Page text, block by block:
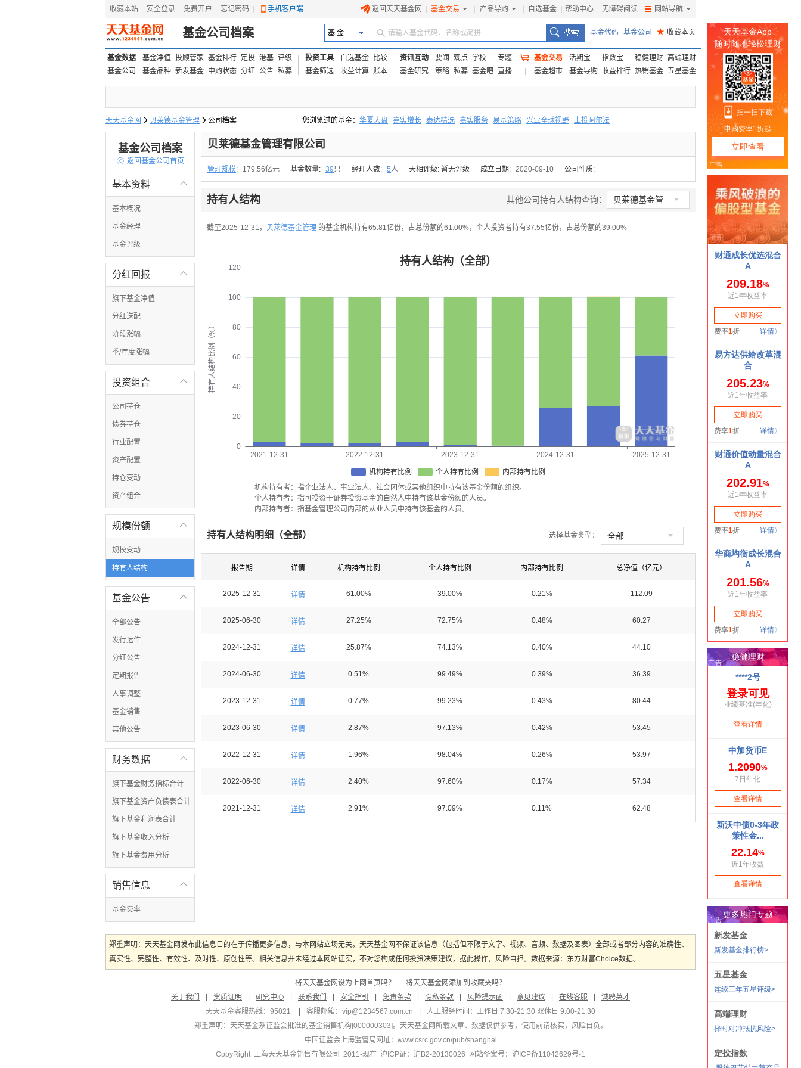
收藏本站 安全登录 免费开户 忘记密码 手机客户端 返回天天基金网 基金交易 产品导购 自选基金 帮助中心 无障碍阅读 网站导航
基金公司档案 基 金 请输入基金代码、名称或简拼 基金代码 基金公司 ★ 收藏本页
基金数据 基金净值 投顾管家 基金排行 定投 港基 评级
基金公司
基金品种 新发基金 申购状态 分红 公告 私募
投资工具 自选基金
比较
基金筛选
收益计算 账本
资讯互动 要闻 观点 学校
专题
基金研究
策略 私募 基金吧 直播
基金交易 活期宝 指数宝 稳健理财 高端理财
基金超市
基金导购 收益排行 热销基金 五星基金
天天基金网  贝莱德基金管理  公司档案 您浏览过的基金： 华夏大盘 嘉实增长 泰达精选 嘉实服务 易基策略 兴业全球视野 上投阿尔法
易方达上证中盘ETF联接A
基金公司档案
 返回基金公司首页

基本资料
基本概况
基金经理
基金评级

分红回报
旗下基金净值
分红送配
阶段涨幅
季/年度涨幅

投资组合
公司持仓
债券持仓
行业配置
资产配置
持仓变动
资产组合

规模份额
规模变动
持有人结构

基金公告
全部公告
发行运作
分红公告
定期报告
人事调整
基金销售
其他公告

财务数据
旗下基金财务指标合计
旗下基金资产负债表合计
旗下基金利润表合计
旗下基金收入分析
旗下基金费用分析

销售信息
基金费率
贝莱德基金管理有限公司
管理规模: 179.56亿元 基金数量: 39只 经理人数: 5人 天相评级: 暂无评级 成立日期: 2020-09-10 公司性质:
持有人结构 其他公司持有人结构查询：
贝莱德基金管

截至2025-12-31， 贝莱德基金管理 的基金机构持有65.81亿份，占总份额的61.00%，个人投资者持有37.55亿份，占总份额的39.00%
持有人结构比例（%）
0
20
40
60
80
100
120
2021-12-31 2022-12-31 2023-12-31 2024-12-31 2025-12-31
机构持有比例 个人持有比例 内部持有比例
持有人结构（全部）
机构持有者：指企业法人、事业法人、社会团体或其他组织中持有该基金份额的组织。
个人持有者：指可投资于证券投资基金的自然人中持有该基金份额的人员。
内部持有者：指基金管理公司内部的从业人员中持有该基金的人员。
持有人结构明细（全部） 选择基金类型： 全部 
报告期 详情 机构持有比例 个人持有比例 内部持有比例 总净值（亿元）
2025-12-31 详情 61.00% 39.00% 0.21% 112.09
2025-06-30 详情 27.25% 72.75% 0.48% 60.27
2024-12-31 详情 25.87% 74.13% 0.40% 44.10
2024-06-30 详情 0.51% 99.49% 0.39% 36.39
2023-12-31 详情 0.77% 99.23% 0.43% 80.44
2023-06-30 详情 2.87% 97.13% 0.42% 53.45
2022-12-31 详情 1.96% 98.04% 0.26% 53.97
2022-06-30 详情 2.40% 97.60% 0.17% 57.34
2021-12-31 详情 2.91% 97.09% 0.11% 62.48
郑重声明：天天基金网发布此信息目的在于传播更多信息，与本网站立场无关。天天基金网不保证该信息（包括但不限于文字、视频、音频、数据及图表）全部或者部分内容的准确性、
真实性、完整性、有效性、及时性、原创性等。相关信息并未经过本网站证实，不对您构成任何投资决策建议，据此操作，风险自担。数据来源：东方财富Choice数据。
将天天基金网设为上网首页吗？
将天天基金网添加到收藏夹吗？
关于我们
资质证明 研究中心 联系我们 安全指引 免责条款 隐私条款 风险提示函 意见建议 在线客服
诚聘英才
天天基金客服热线：95021
客服邮箱： vip@1234567.com.cn
人工服务时间：工作日 7:30-21:30 双休日 9:00-21:30
郑重声明： 天天基金系证监会批准的基金销售机构[000000303]。天天基金网所载文章、数据仅供参考，使用前请核实，风险自负。
中国证监会上海监管局网址： www.csrc.gov.cn/pub/shanghai
CopyRight 上海天天基金销售有限公司 2011-现在 沪ICP证：沪B2-20130026
网站备案号：沪ICP备11042629号-1